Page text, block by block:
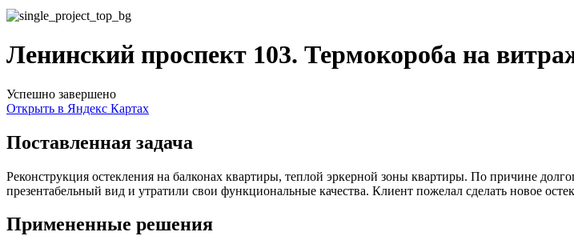
Ленинский проспект 103. Термокороба на
Успешно завершено
Открыть в Яндекс Картах
Поставленная задача
Реконструкция остекления на балконах квартиры, теплой эркерной зоны квартиры. По причине
презентабельный вид и утратили свои функциональные качества. Клиент пожелал сделать новое
Примененные решения